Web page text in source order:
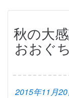
秋の大
おおぐ
2015年11月